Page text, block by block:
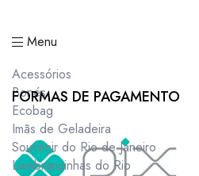
Menu
Acessórios
Bonés
Ecobag
Imãs de Geladeira
Souvenir do Rio de Janeiro
Lembrancinhas do Rio
FORMAS DE PAGAMENTO